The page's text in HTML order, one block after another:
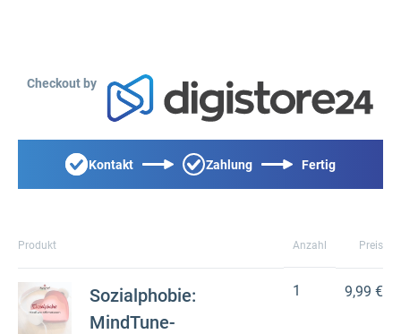
Checkout by
Kontakt Zahlung Fertig
Produkt Anzahl Preis
Sozialphobie:
MindTune-
1 9,99 €